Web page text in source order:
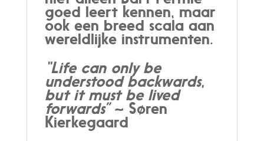
goed leert kennen, maar
ook een breed scala aan
wereldlijke instrumenten.
“Life can only be
understood backwards,
but it must be lived
forwards”~ Søren
Kierkegaard